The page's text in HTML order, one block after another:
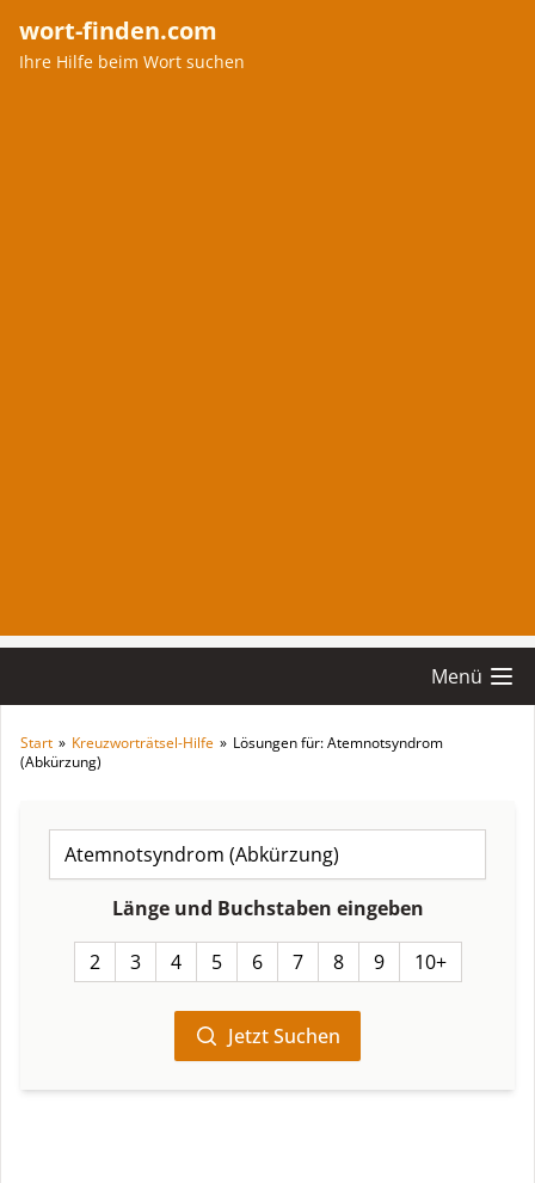
wort-finden.com
Ihre Hilfe beim Wort suchen
Menü
Start » Kreuzworträtsel-Hilfe » Lösungen für: Atemnotsyndrom
(Abkürzung)
Länge und Buchstaben eingeben
2 3 4 5 6 7 8 9 10+
Jetzt Suchen